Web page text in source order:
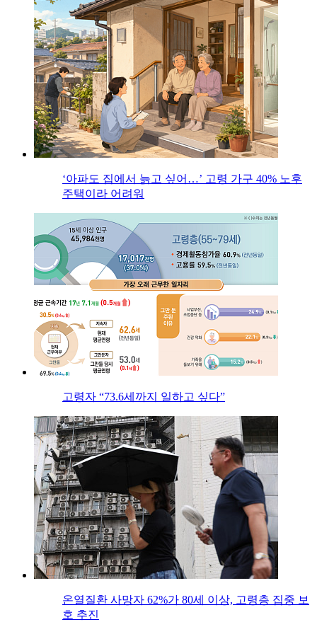
‘아파도 집에서 늙고 싶어…’ 고령 가구 40% 노후
주택이라 어려워
고령자 “73.6세까지 일하고 싶다”
온열질환 사망자 62%가 80세 이상, 고령층 집중 보
호 추진